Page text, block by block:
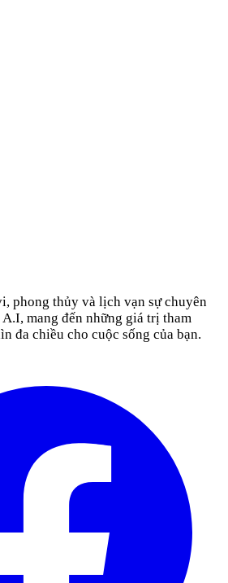
phong thủy và lịch vạn sự chuyên
mang đến những giá trị tham
đa chiều cho cuộc sống của bạn.